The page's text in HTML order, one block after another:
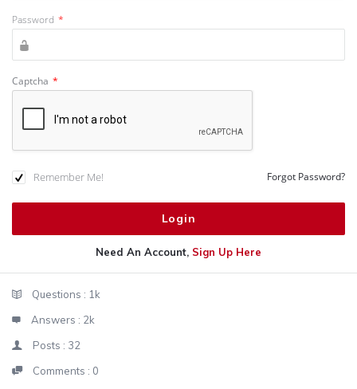
Password *
Captcha *
Remember Me! Forgot Password?
Need An Account, Sign Up Here
StatsQuestions : 1k
Answers : 2k
Posts : 32
Comments : 0